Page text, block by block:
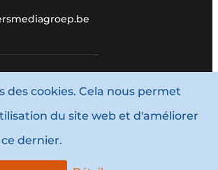
- 2026 Louwersmediagroep.
Termes et conditions
des cookies. Cela nous permet
du site web et d'améliorer
dernier.